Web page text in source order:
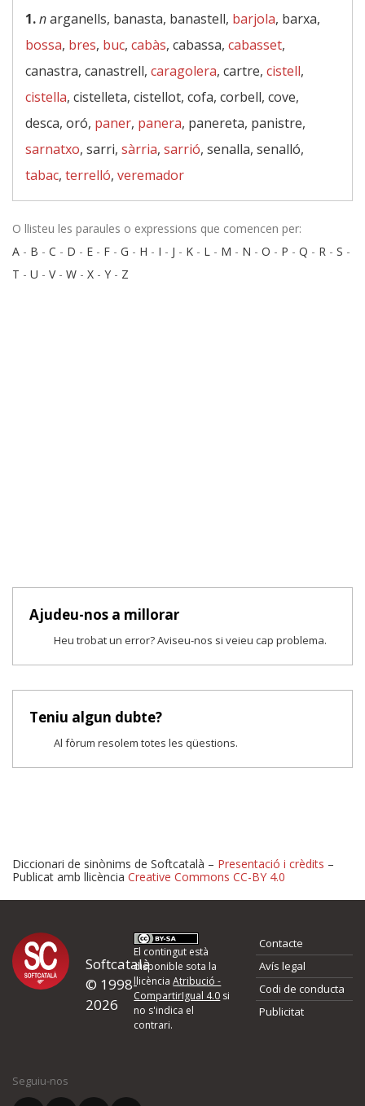
1.narganells, banasta, banastell, barjola, barxa,
bossa, bres, buc, cabàs, cabassa, cabasset,
canastra, canastrell, caragolera, cartre, cistell,
cistella, cistelleta, cistellot, cofa, corbell, cove,
desca, oró, paner, panera, panereta, panistre,
sarnatxo, sarri, sàrria, sarrió, senalla, senalló,
tabac, terrelló, veremador
O llisteu les paraules o expressions que comencen per:
A - B - C - D - E - F - G - H - I - J - K - L - M - N - O - P - Q - R - S -
T - U - V- W - X - Y - Z
Ajudeu-nos a millorar
Heu trobat un error? Aviseu-nos si veieu cap problema.
Teniu algun dubte?
Al fòrum resolem totes les qüestions.
Proposeu-nos millores o
d'errors
Si heu trobat un error o voleu proposar alguna millora, ompliu els
quina és la millora que proposeu o l'error del qual voleu informar-
Diccionari de sinònims de Softcatalà – Presentació i crèdits –
Publicat amb llicència Creative Commons CC-BY 4.0
Softcatalà
© 1998-
2026
El contingut està
disponible sota la
llicènciaAtribució -
CompartirIgual 4.0 si
no s'indica el
contrari.
Contacte
Avís legal
Codi de conducta
Publicitat
Seguiu-nos